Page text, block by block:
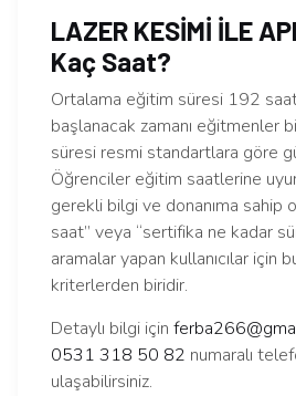
LAZER KESİMİ İLE
Kaç Saat?
Ortalama eğitim süresi 192
başlanacak zamanı eğitmenler
süresi resmi standartlara göre
Öğrenciler eğitim saatlerine
gerekli bilgi ve donanıma sahip
saat” veya “sertifika ne kadar
aramalar yapan kullanıcılar için
kriterlerden biridir.
Detaylı bilgi için
0531 318 50 82 numaralı
ulaşabilirsiniz.